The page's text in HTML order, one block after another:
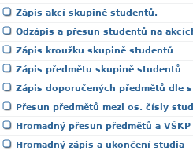
Zápis akcí skupině studentů.
Odzápis a přesun studentů na
Zápis kroužku skupině studentů
Zápis předmětu skupině studentů
Zápis doporučených předmětů dle
Přesun předmětů mezi os. čísly
Hromadný přesun předmětů a VŠKP
Hromadný zápis a ukončení studia